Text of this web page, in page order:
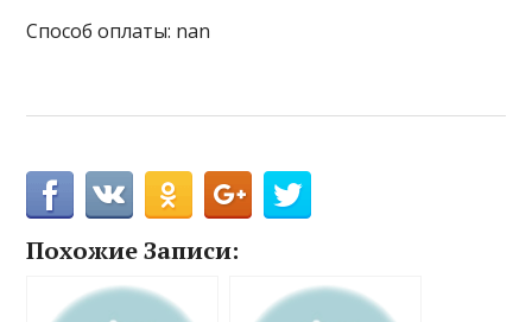
Способ оплаты: nan
Похожие Записи: